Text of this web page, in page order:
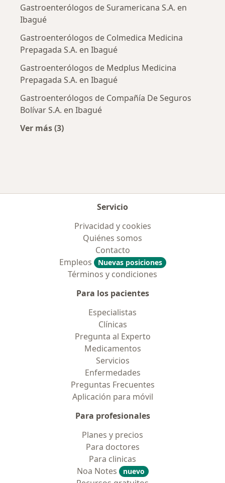
Gastroenterólogos de Suramericana S.A. en
Ibagué
Gastroenterólogos de Colmedica Medicina
Prepagada S.A. en Ibagué
Gastroenterólogos de Medplus Medicina
Prepagada S.A. en Ibagué
Gastroenterólogos de Compañía De Seguros
Bolívar S.A. en Ibagué
Ver más (3)
Servicio
Privacidad y cookies
Quiénes somos
Contacto
Empleos
Nuevas posiciones
Términos y condiciones
Para los pacientes
Especialistas
Clínicas
Pregunta al Experto
Medicamentos
Servicios
Enfermedades
Preguntas Frecuentes
Aplicación para móvil
Para profesionales
Planes y precios
Para doctores
Para clinicas
Noa Notes
nuevo